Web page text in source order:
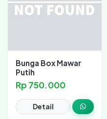
Bunga Box Mawar
Putih
Rp 750.000
Detail